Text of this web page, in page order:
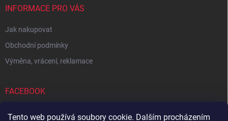
Tento web používá soubory cookie. Dalším procházením
INFORMACE PRO VÁS
Jak nakupovat
Obchodní podmínky
Výměna, vrácení, reklamace
FACEBOOK